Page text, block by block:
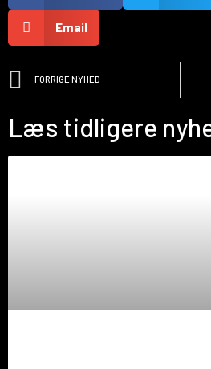
Email
FORRIGE NYHED
Læs tidligere